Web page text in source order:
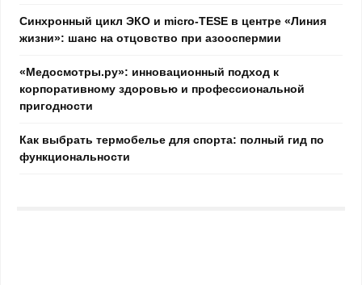
Синхронный цикл ЭКО и micro-TESE в центре «Линия
жизни»: шанс на отцовство при азооспермии
«Медосмотры.ру»: инновационный подход к
корпоративному здоровью и профессиональной
пригодности
Как выбрать термобелье для спорта: полный гид по
функциональности